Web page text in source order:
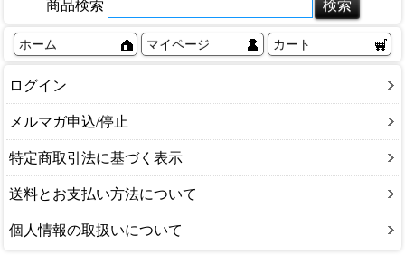
商品検索
ホーム マイページ カート
ログイン
メルマガ申込/停止
特定商取引法に基づく表示
送料とお支払い方法について
個人情報の取扱いについて